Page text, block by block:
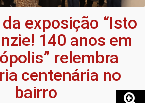
exposição “Isto
140 anos em
relembra
centenária no
bairro